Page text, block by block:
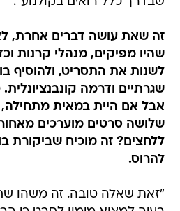
זה שאת עושה דברים אחרת,
שהיו מפיקים, מנהלי קרנות
לשנות את התסריט, ולהוסיף
שגרתיים ודרמה
אבל אם היית במאית
שלושה סרטים מוערכים
ללחצים? זה מוכיח שביקורת
להרוס.
"זאת שאלה טובה. זה משהו